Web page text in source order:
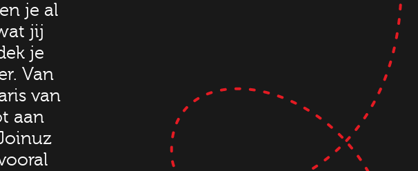
je al
jij
je
Van
van
aan